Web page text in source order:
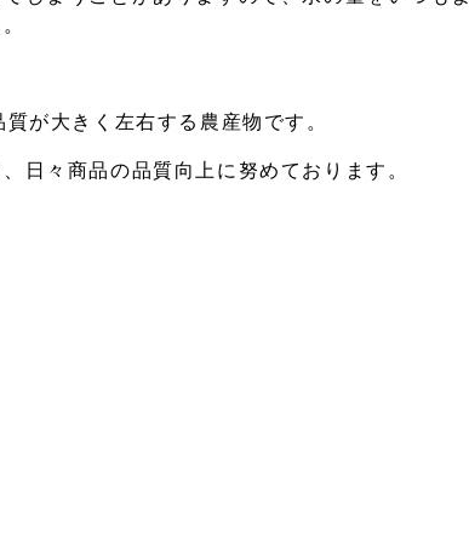
が大きく左右する農産物です。
日々商品の品質向上に努めております。